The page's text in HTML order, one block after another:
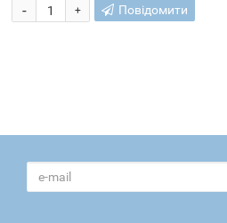
+
- Повідомити